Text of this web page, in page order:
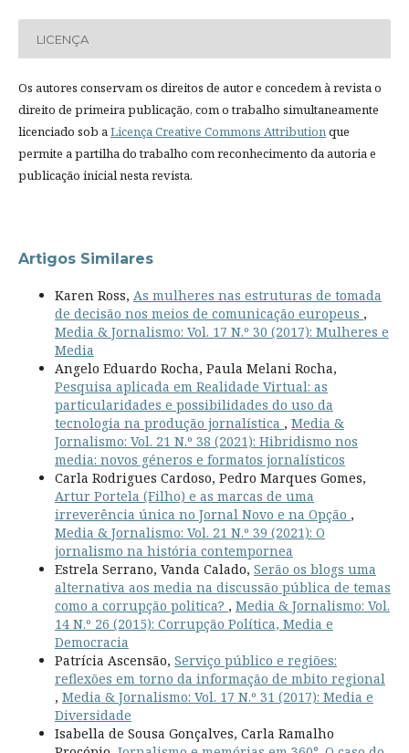
LICENÇA
Os autores conservam os direitos de autor e concedem à revista o
direito de primeira publicação, com o trabalho simultaneamente
licenciado sob aLicença Creative Commons Attributionque
permite a partilha do trabalho com reconhecimento da autoria e
publicação inicial nesta revista.
Artigos Similares
Karen Ross, As mulheres nas estruturas de tomada
de decisão nos meios de comunicação europeus ,
Media & Jornalismo: Vol. 17 N.º 30 (2017): Mulheres e
Media
Angelo Eduardo Rocha, Paula Melani Rocha,
Pesquisa aplicada em Realidade Virtual: as
particularidades e possibilidades do uso da
tecnologia na produção jornalística , Media &
Jornalismo: Vol. 21 N.º 38 (2021): Hibridismo nos
media: novos géneros e formatos jornalísticos
Carla Rodrigues Cardoso, Pedro Marques Gomes,
Artur Portela (Filho) e as marcas de uma
irreverência única no Jornal Novo e na Opção ,
Media & Jornalismo: Vol. 21 N.º 39 (2021): O
jornalismo na história contempornea
Estrela Serrano, Vanda Calado, Serão os blogs uma
alternativa aos media na discussão pública de temas
como a corrupção politica? , Media & Jornalismo: Vol.
14 N.º 26 (2015): Corrupção Política, Media e
Democracia
Patrícia Ascensão, Serviço público e regiões:
reflexões em torno da informação de mbito regional
, Media & Jornalismo: Vol. 17 N.º 31 (2017): Media e
Diversidade
Isabella de Sousa Gonçalves, Carla Ramalho